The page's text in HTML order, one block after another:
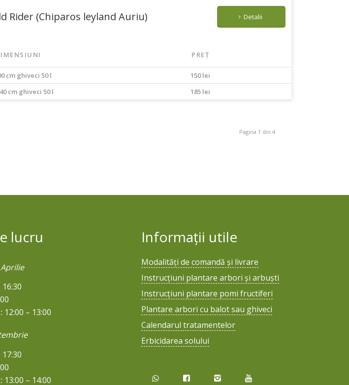
Rider (Chiparos leyland Auriu) Detalii
PREȚ
cm ghiveci 50 l
150 lei
cm ghiveci 50 l
185 lei
Pagina 1 din 4
lucru
16:30
12:00 – 13:00
17:30
13:00 – 14:00
Informații utile
Modalități de comandă și livrare
Instrucțiuni plantare arbori și arbuști
Instrucțiuni plantare pomi fructiferi
Plantare arbori cu balot sau ghiveci
Calendarul tratamentelor
Erbicidarea solului